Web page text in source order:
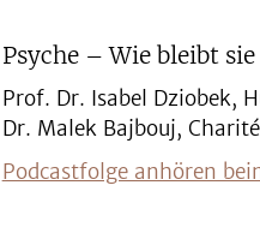
Psyche – Wie bleibt sie
Prof. Dr. Isabel Dziobek,
Dr. Malek Bajbouj,
Podcastfolge anhören